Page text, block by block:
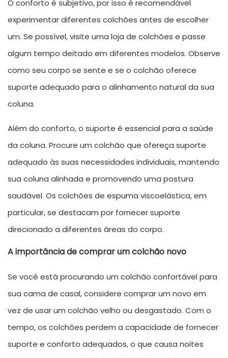
O conforto é subjetivo, por isso é recomendável
experimentar diferentes colchões antes de escolher
um. Se possível, visite uma loja de colchões e passe
algum tempo deitado em diferentes modelos. Observe
como seu corpo se sente e se o colchão oferece
suporte adequado para o alinhamento natural da sua
coluna.
Além do conforto, o suporte é essencial para a saúde
da coluna. Procure um colchão que ofereça suporte
adequado às suas necessidades individuais, mantendo
sua coluna alinhada e promovendo uma postura
saudável. Os colchões de espuma viscoelástica, em
particular, se destacam por fornecer suporte
direcionado a diferentes áreas do corpo.
A importância de comprar um colchão novo
Se você está procurando um colchão confortável para
sua cama de casal, considere comprar um novo em
vez de usar um colchão velho ou desgastado. Com o
tempo, os colchões perdem a capacidade de fornecer
suporte e conforto adequados, o que causa noites